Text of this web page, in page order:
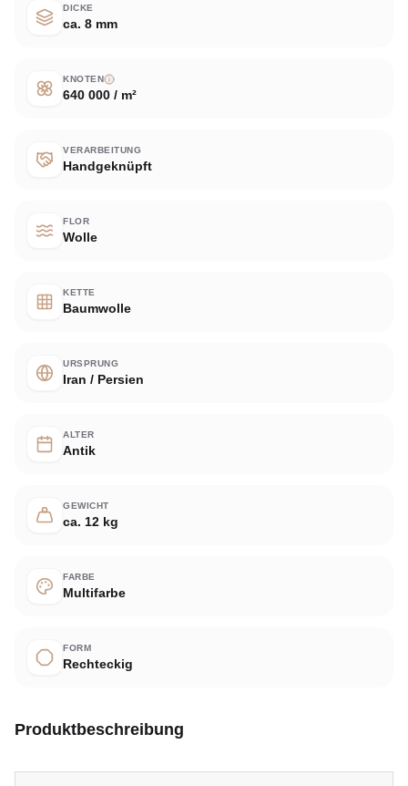
DICKE
ca. 8 mm
KNOTEN
640 000 / m²
VERARBEITUNG
Handgeknüpft
FLOR
Wolle
KETTE
Baumwolle
URSPRUNG
Iran / Persien
ALTER
Antik
GEWICHT
ca. 12 kg
FARBE
Multifarbe
FORM
Rechteckig
Produktbeschreibung